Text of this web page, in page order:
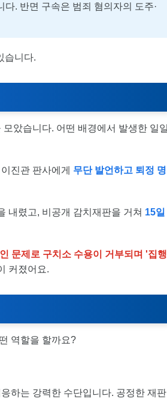
다. 반면 구속은 범죄 혐의자의 도주·
습니다.
았습니다. 어떤 배경에서 발생한 일
진관 판사에게 무단 발언하고 퇴정 명
내렸고, 비공개 감치재판을 거쳐 15일
문제로 구치소 수용이 거부되며 '집행
커졌어요.
역할을 할까요?
하는 강력한 수단입니다. 공정한 재판